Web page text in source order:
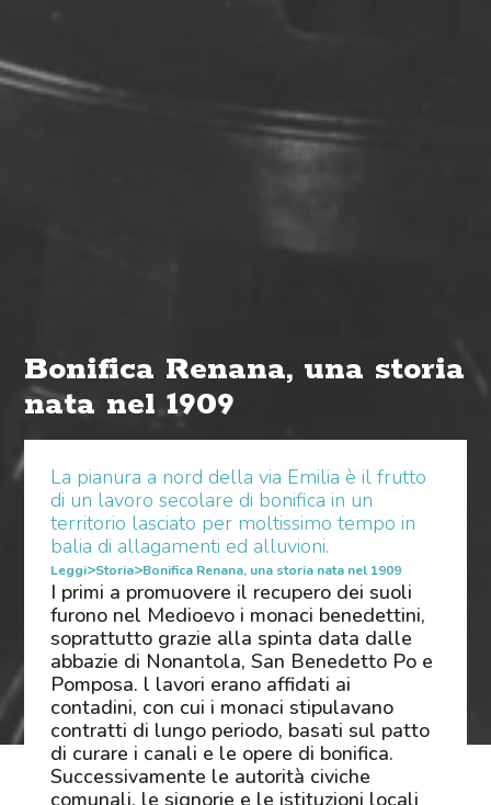
Bonifica Renana, una storia
nata nel 1909
La pianura a nord della via Emilia è il frutto
di un lavoro secolare di bonifica in un
territorio lasciato per moltissimo tempo in
balia di allagamenti ed alluvioni.
Leggi>Storia>Bonifica Renana, una storia nata nel 1909
I primi a promuovere il recupero dei suoli
furono nel Medioevo i monaci benedettini,
soprattutto grazie alla spinta data dalle
abbazie di Nonantola, San Benedetto Po e
Pomposa. l lavori erano affidati ai
contadini, con cui i monaci stipulavano
contratti di lungo periodo, basati sul patto
di curare i canali e le opere di bonifica.
Successivamente le autorità civiche
comunali, le signorie e le istituzioni locali